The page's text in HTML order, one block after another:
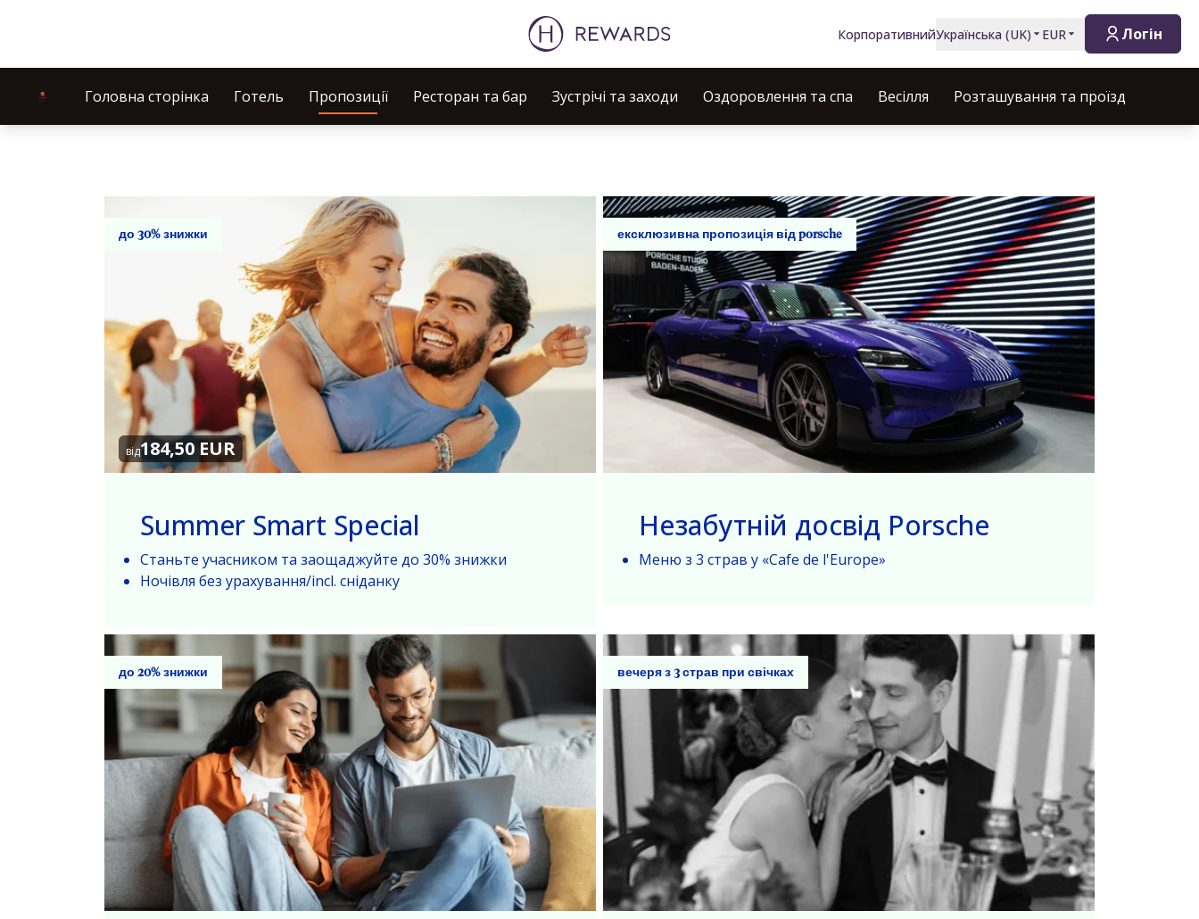
КорпоративнийУкраїнська (UK) EUR Логін
Головна сторінка Готель Пропозиції Ресторан та бар Зустрічі та заходи Оздоровлення та спа Весілля Розташування та проїзд
до 30% знижки
від184,50 EUR
Summer Smart Special
Станьте учасником та заощаджуйте до 30% знижки
Ночівля без урахування/incl. сніданку
ексклюзивна пропозиція від porsche
Незабутній досвід Porsche
Меню з 3 страв у «Cafe de l'Europe»
до 20% знижки вечеря з 3 страв при свічках